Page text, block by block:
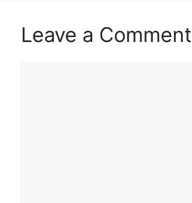
Leave a Comment